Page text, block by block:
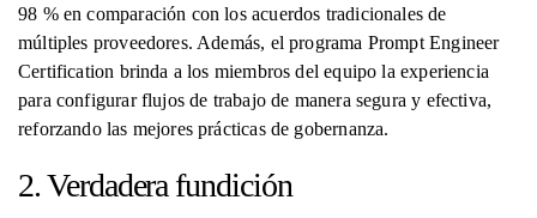
98 % en comparación con los acuerdos tradicionales de
múltiples proveedores. Además, el programa Prompt Engineer
Certification brinda a los miembros del equipo la experiencia
para configurar flujos de trabajo de manera segura y efectiva,
reforzando las mejores prácticas de gobernanza.
2. Verdadera fundición